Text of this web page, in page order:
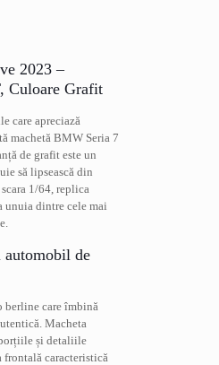
2023 –
Culoare Grafit
care apreciază
machetă BMW Seria 7
de grafit este un
să lipsească din
1/64, replica
unuia dintre cele mai
de
care îmbină
Macheta
și detaliile
caracteristică